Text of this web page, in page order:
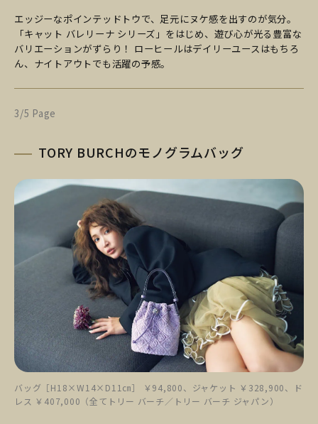
エッジーなポインテッドトウで、足元にヌケ感を出すのが気分。
「キャット バレリーナ シリーズ」をはじめ、遊び心が光る豊富な
バリエーションがずらり！ ローヒールはデイリーユースはもちろ
ん、ナイトアウトでも活躍の予感。
3/5 Page
TORY BURCHのモノグラムバッグ
バッグ［H18×W14×D11㎝］ ￥94,800、ジャケット ￥328,900、ド
レス ￥407,000（全てトリー バーチ／トリー バーチ ジャパン）